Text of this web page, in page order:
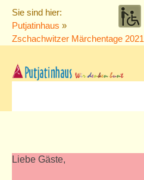
Sie sind hier:
Putjatinhaus »
Zschachwitzer Märchentage 2021
alle Veranstaltungen
Liebe Gäste,